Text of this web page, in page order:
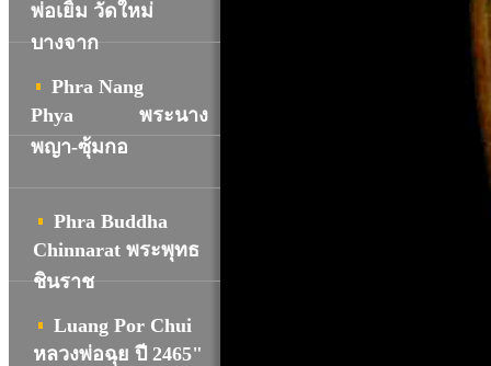
พ่อเยิ้ม วัดใหม่
บางจาก
Phra Nang
Phya
พระนาง
พญา-ซุ้มกอ
Phra Buddha
Chinnarat พระพุทธ
ชินราช
Luang Por Chui
หลวงพ่อฉุย ปี 2465"